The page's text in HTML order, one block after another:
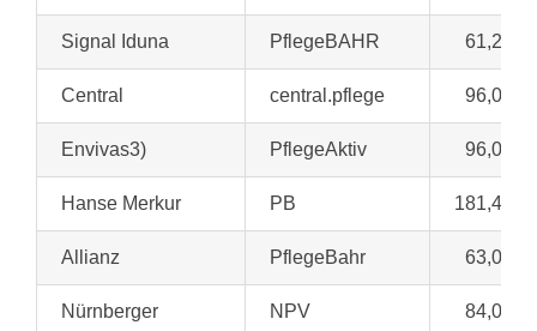
Signal Iduna PflegeBAHR 61,20 €
Central central.pflege 96,00 €
Envivas3) PflegeAktiv 96,00 €
Hanse Merkur PB 181,45 €
Allianz PflegeBahr 63,00 €
Nürnberger NPV 84,00 €